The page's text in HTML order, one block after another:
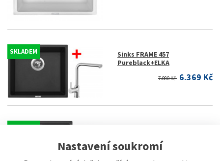
Nastavení soukromí
SKLADEM
Sinks FRAME 457
Pureblack+ELKA
7.080 Kč 6.369 Kč
SKLADEM
Pureblack+VITALIA